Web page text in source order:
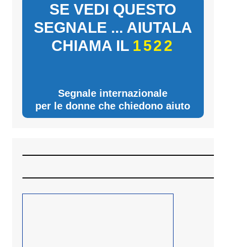
SE VEDI QUESTO
SEGNALE ... AIUTALA
CHIAMA IL 1522
Segnale internazionale
per le donne che chiedono aiuto